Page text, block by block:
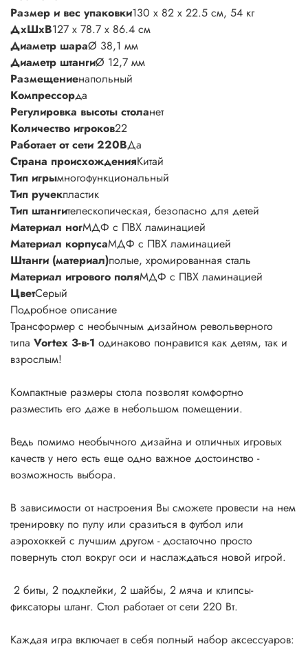
Размер и вес упаковки130 х 82 х 22.5 см, 54 кг
ДхШхВ127 х 78.7 х 86.4 см
Диаметр шараØ 38,1 мм
Диаметр штангиØ 12,7 мм
Размещениенапольный
Компрессорда
Регулировка высоты столанет
Количество игроков22
Работает от сети 220ВДа
Страна происхожденияКитай
Тип игрымногофункциональный
Тип ручекпластик
Тип штангителескопическая, безопасно для детей
Материал ногМДФ с ПВХ ламинацией
Материал корпусаМДФ с ПВХ ламинацией
Штанги (материал)полые, хромированная сталь
Материал игрового поляМДФ с ПВХ ламинацией
ЦветСерый
Подробное описание
Трансформер с необычным дизайном револьверного
типа Vortex 3-в-1 одинаково понравится как детям, так и
взрослым!
Компактные размеры стола позволят комфортно
разместить его даже в небольшом помещении.
Ведь помимо необычного дизайна и отличных игровых
качеств у него есть еще одно важное достоинство -
возможность выбора.
В зависимости от настроения Вы сможете провести на нем
тренировку по пулу или сразиться в футбол или
аэрохоккей с лучшим другом - достаточно просто
повернуть стол вокруг оси и наслаждаться новой игрой.
2 биты, 2 подклейки, 2 шайбы, 2 мяча и клипсы-
фиксаторы штанг. Стол работает от сети 220 Вт.
Каждая игра включает в себя полный набор аксессуаров: